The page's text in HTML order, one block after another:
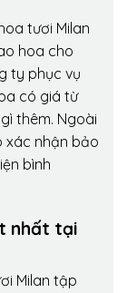
tươi Milan
hoa cho
ty phục vụ
có giá từ
thêm. Ngoài
xác nhận bảo
bình
nhất tại
Milan tập